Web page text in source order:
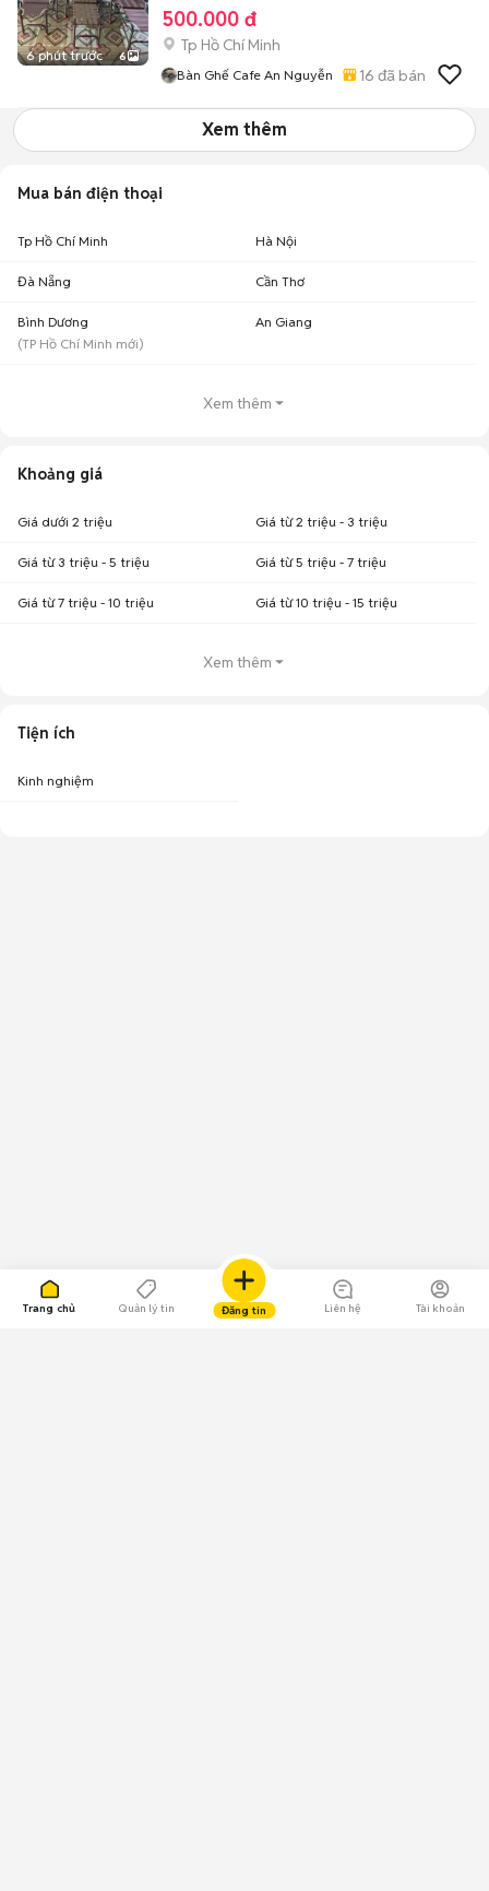
Trang chủ Quản lý tin Đăng tin Liên hệ Tài khoản
6 phút trước 6
500.000 đ
Tp Hồ Chí Minh
Bàn Ghế Cafe An Nguyễn 16 đã bán
Xem thêm
Mua bán điện thoại
Tp Hồ Chí Minh Hà Nội
Đà Nẵng Cần Thơ
Bình Dương
(TP Hồ Chí Minh mới)
An Giang
Xem thêm
Khoảng giá
Giá dưới 2 triệu Giá từ 2 triệu - 3 triệu
Giá từ 3 triệu - 5 triệu Giá từ 5 triệu - 7 triệu
Giá từ 7 triệu - 10 triệu Giá từ 10 triệu - 15 triệu
Xem thêm
Tiện ích
Kinh nghiệm